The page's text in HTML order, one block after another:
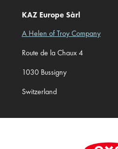
KAZ Europe Sàrl
A Helen of Troy Company
Route de la Chaux 4
1030 Bussigny
Switzerland